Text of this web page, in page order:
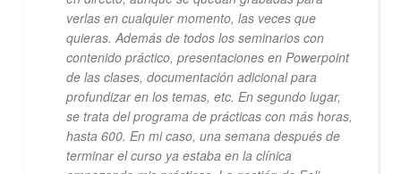
verlas en cualquier momento, las veces que
quieras. Además de todos los seminarios con
contenido práctico, presentaciones en Powerpoint
de las clases, documentación adicional para
profundizar en los temas, etc. En segundo lugar,
se trata del programa de prácticas con más horas,
hasta 600. En mi caso, una semana después de
terminar el curso ya estaba en la clínica